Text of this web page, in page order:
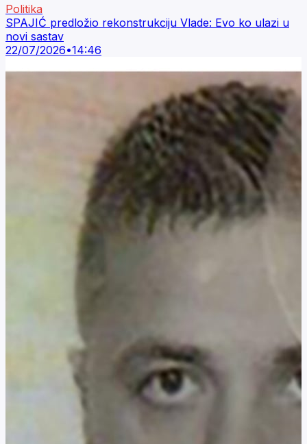
Politika
SPAJIĆ predložio rekonstrukciju Vlade: Evo ko ulazi u
novi sastav
22/07/2026•14:46